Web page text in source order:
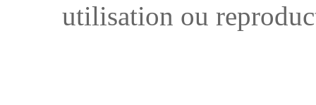
utilisation ou